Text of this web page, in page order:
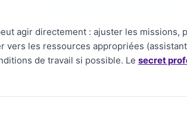
agir directement : ajuster les
les ressources appropriées
de travail si possible. Le secret